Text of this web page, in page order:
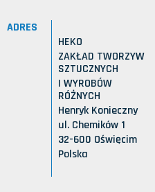
ADRES
HEKO
ZAKŁAD TWORZYW
SZTUCZNYCH
I WYROBÓW
RÓŻNYCH
Henryk Konieczny
ul. Chemików 1
32-600 Oświęcim
Polska